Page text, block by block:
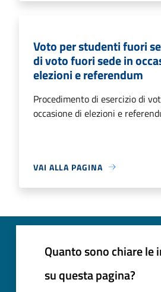
Voto per studenti fuori
di voto fuori sede in
elezioni e referendum
Procedimento di esercizio di
occasione di elezioni e
VAI ALLA PAGINA
Quanto sono chiare le
su questa pagina?